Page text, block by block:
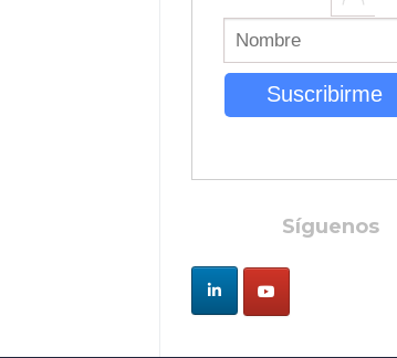
Síguenos